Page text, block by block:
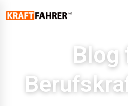
Blog